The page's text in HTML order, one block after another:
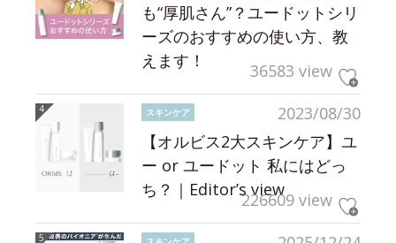
も“厚肌さん”？ユードットシリ
ーズのおすすめの使い方、教
えます！
36583 view
2023/08/30
スキンケア
【オルビス2大スキンケア】ユ
ー or ユードット 私にはどっ
ち？｜Editor’s view226609 view